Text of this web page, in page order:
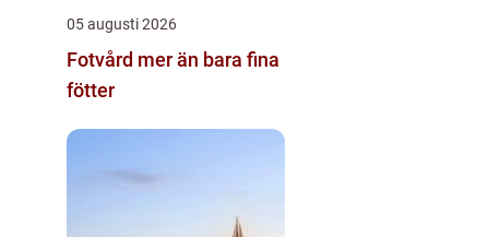
05 augusti 2026
Fotvård mer än bara fina
fötter